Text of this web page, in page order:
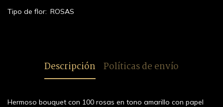
Tipo de flor: ROSAS
Descripción Políticas de envío
Hermoso bouquet con 100 rosas en tono amarillo con papel